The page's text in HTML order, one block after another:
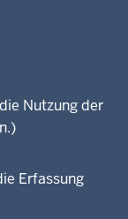
Nutzung der
Erfassung